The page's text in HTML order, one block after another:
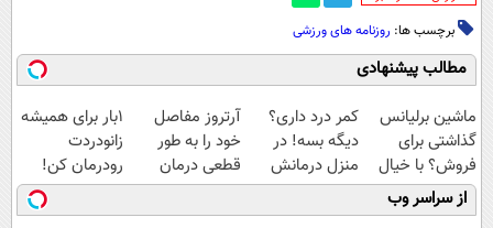
برچسب ها: روزنامه های ورزشی
مطالب پیشنهادی
ماشین برلیانس
گذاشتی برای
فروش؟ با خیال
راحت بفروش
کمر درد داری؟
دیگه بسه! در
منزل درمانش
کن
(◀پرسش‌نامه)
آرتروز مفاصل
خود را به طور
قطعی درمان
کنید!
◗پرسش‌نامه◖
1بار برای همیشه
زانودردت
رودرمان کن!
(تکنولوژی آلمان)
◂پرسشنامه▸
از سراسر وب